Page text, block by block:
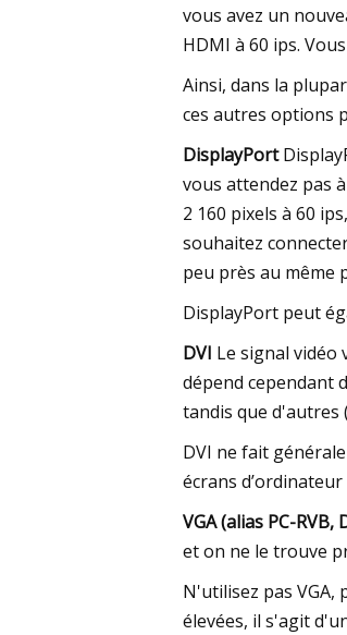
vous avez un
HDMI à 60 ips.
Ainsi, dans la
ces autres options
DisplayPort
vous attendez pas
2 160 pixels à 60
souhaitez
peu près au même
DisplayPort peut
DVI Le signal vidéo
dépend cependant
tandis que d'autres
DVI ne fait
écrans
VGA (alias PC-RVB,
et on ne le trouve
N'utilisez pas VGA,
élevées, il s'agit